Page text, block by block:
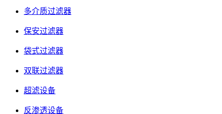
多介质过滤器
保安过滤器
袋式过滤器
双联过滤器
超滤设备
反渗透设备